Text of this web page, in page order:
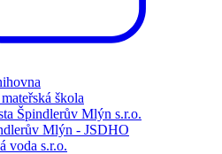
škola
Špindlerův Mlýn s.r.o.
Mlýn - JSDHO
voda s.r.o.